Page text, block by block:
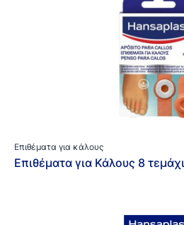
Επιθέματα για κάλους
Επιθέματα για Κάλους 8